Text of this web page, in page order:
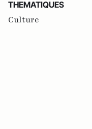
THEMATIQUES
Culture